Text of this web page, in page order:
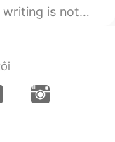
2020.12.11 13:33
practice alot i envy peo...